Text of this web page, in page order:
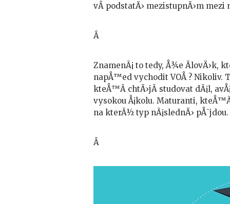
vÂ podstatÄ› mezistupnÄ›m
Â
ZnamenÃ¡ to tedy, Å¾e ÄlovÄ›k,
napÅ™ed vychodit VOÅ ? Nikoliv.
kteÅ™Ã­ chtÄ›jÃ­ studovat dÃ¡l,
vysokou Å¡kolu. Maturanti,
na kterÃ½ typ nÃ¡slednÄ› pÅ¯jdou.
Â